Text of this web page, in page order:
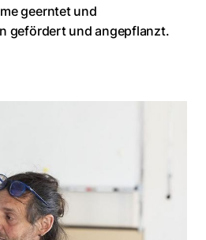
geerntet und
gefördert und angepflanzt.